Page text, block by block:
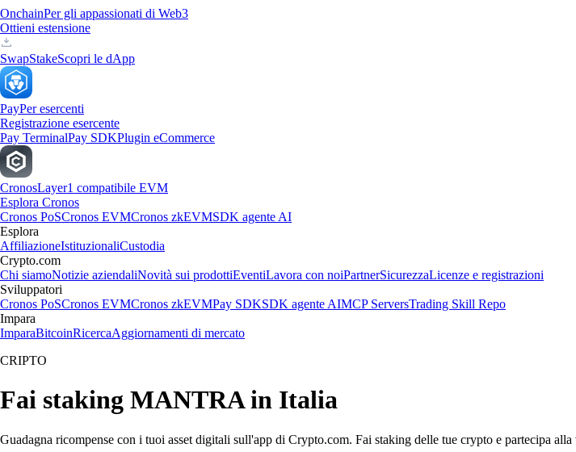
OnchainPer gli appassionati di Web3
Ottieni estensione
SwapStakeScopri le dApp
PayPer esercenti
Registrazione esercente
Pay TerminalPay SDKPlugin eCommerce
CronosLayer1 compatibile EVM
Esplora Cronos
Cronos PoSCronos EVMCronos zkEVMSDK agente AI
Esplora
AffiliazioneIstituzionaliCustodia
Crypto.com
Chi siamoNotizie aziendaliNovità sui prodottiEventiLavora con noiPartnerSicurezzaLicenze e registrazioni
Sviluppatori
Cronos PoSCronos EVMCronos zkEVMPay SDKSDK agente AIMCP ServersTrading Skill Repo
Impara
ImparaBitcoinRicercaAggiornamenti di mercato
CRIPTO
Fai staking MANTRA in Italia
Guadagna ricompense con i tuoi asset digitali sull'app di Crypto.com. Fai staking delle tue crypto e partecipa